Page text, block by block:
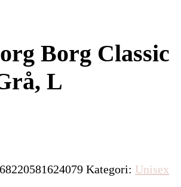
Borg Classic
L
Kategori: Unisex